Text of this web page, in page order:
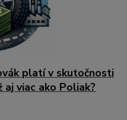
platí v skutočnosti
aj viac ako Poliak?